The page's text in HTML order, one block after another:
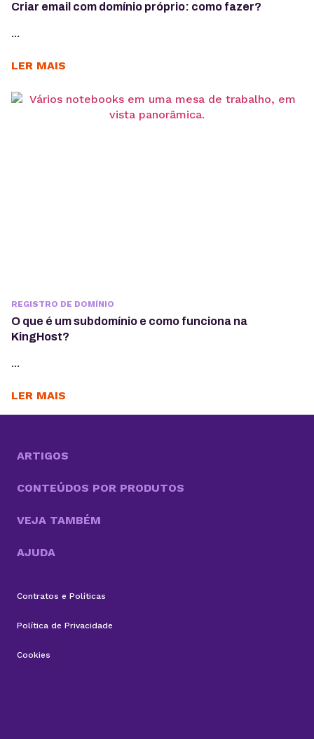
Criar email com domínio próprio: como fazer?
...
LER MAIS
REGISTRO DE DOMÍNIO
O que é um subdomínio e como funciona na
KingHost?
...
LER MAIS
ARTIGOS
CONTEÚDOS POR PRODUTOS
VEJA TAMBÉM
AJUDA
Contratos e Políticas
Política de Privacidade
Cookies